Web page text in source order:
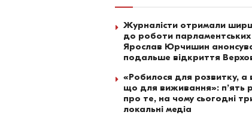
Журналісти отримали
до роботи парламентських
Ярослав Юрчишин
подальше відкриття
«Робилося для розвитку, а
що для виживання»: п’ять
про те, на чому сьогодні
локальні медіа